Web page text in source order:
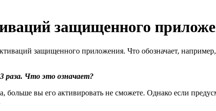
защищенного
защищенного приложения. Что обозначает,
раза. Что это означает?
больше вы его активировать не сможете. Однако если